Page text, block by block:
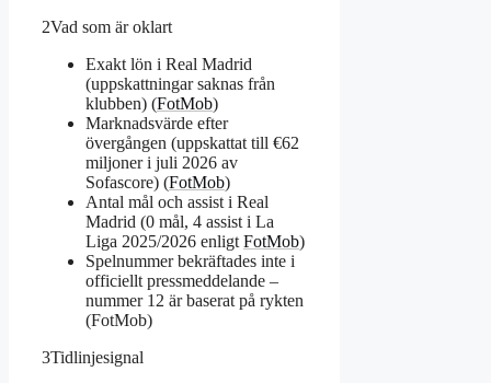
2Vad som är oklart
Exakt lön i Real Madrid
(uppskattningar saknas från
klubben) (FotMob)
Marknadsvärde efter
övergången (uppskattat till €62
miljoner i juli 2026 av
Sofascore) (FotMob)
Antal mål och assist i Real
Madrid (0 mål, 4 assist i La
Liga 2025/2026 enligt FotMob)
Spelnummer bekräftades inte i
officiellt pressmeddelande –
nummer 12 är baserat på rykten
(FotMob)
3Tidlinjesignal